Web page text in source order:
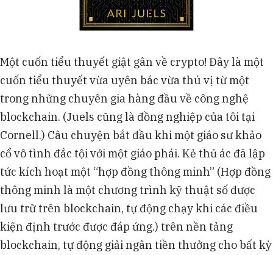
Một cuốn tiểu thuyết giật gân về crypto! Đây là một
cuốn tiểu thuyết vừa uyên bác vừa thú vị từ một
trong những chuyên gia hàng đầu về công nghệ
blockchain. (Juels cũng là đồng nghiệp của tôi tại
Cornell.) Câu chuyện bắt đầu khi một giáo sư khảo
cổ vô tình đắc tội với một giáo phái. Kẻ thủ ác đã lập
tức kích hoạt một “hợp đồng thông minh” (Hợp đồng
thông minh là một chương trình kỹ thuật số được
lưu trữ trên blockchain, tự động chạy khi các điều
kiện định trước được đáp ứng.) trên nền tảng
blockchain, tự động giải ngân tiền thưởng cho bất kỳ